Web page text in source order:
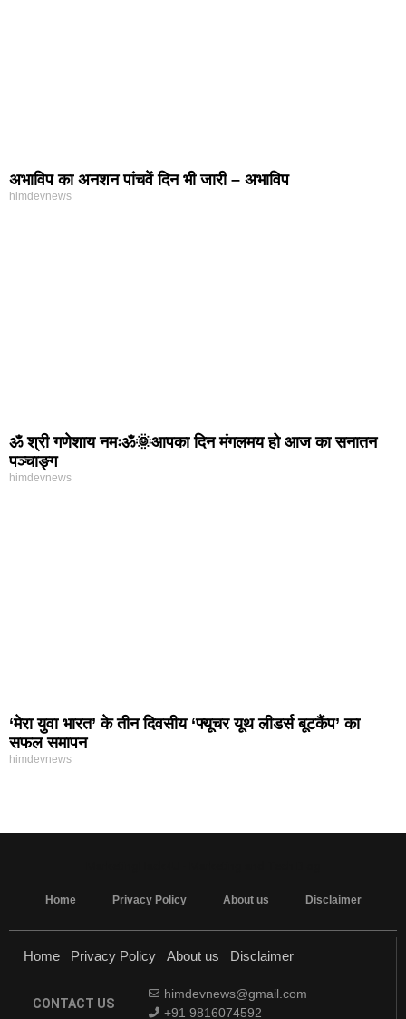
अभाविप का अनशन पांचवें दिन भी जारी – अभाविप
himdevnews
ॐ श्री गणेशाय नमःॐ🌞आपका दिन मंगलमय हो आज का सनातन
पञ्चाङ्ग
himdevnews
‘मेरा युवा भारत’ के तीन दिवसीय ‘फ्यूचर यूथ लीडर्स बूटकैंप’ का
सफल समापन
himdevnews
Home Privacy Policy About us Disclaimer
Home Privacy Policy About us Disclaimer
CONTACT US
himdevnews@gmail.com
+91 9816074592